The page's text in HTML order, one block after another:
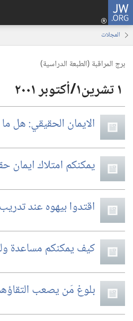
JW.ORG
المجلات
برج المراقبة (‏الطبعة الدراسية)‏
الايمان الحقيقي:‏ هل
يمكنكم امتلاك ايمان
اقتدوا بيهوه عند
كيف يمكنكم مساعدة
بلوغ مَن يصعب